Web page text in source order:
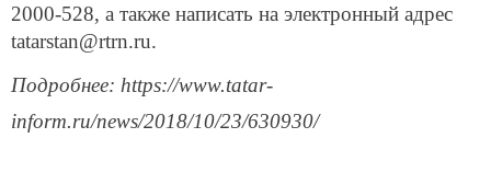
2000-528, а также написать на электронный адрес
tatarstan@rtrn.ru.
Подробнее: https://www.tatar-
inform.ru/news/2018/10/23/630930/